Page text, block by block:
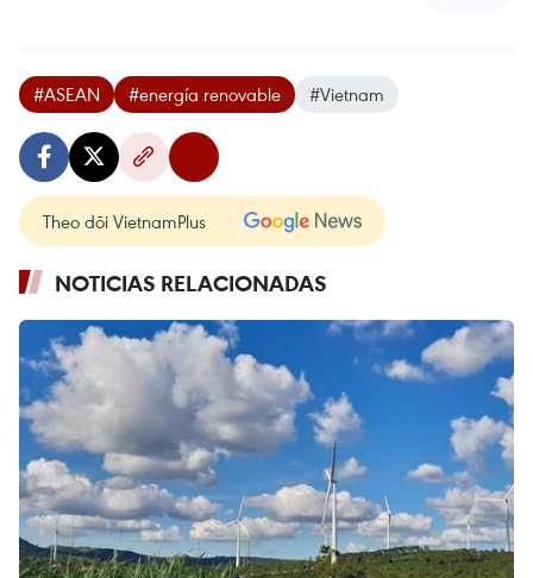
#ASEAN #energía renovable #Vietnam
Theo dõi VietnamPlus
NOTICIAS RELACIONADAS